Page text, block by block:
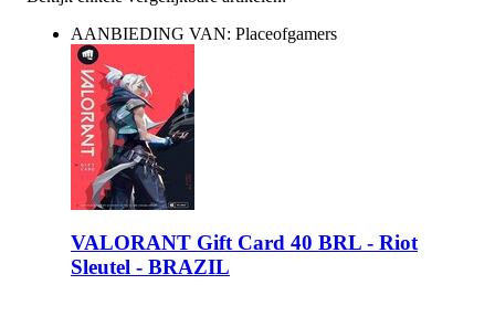
AANBIEDING VAN: Placeofgamers
VALORANT Gift Card 40 BRL - Riot
Sleutel - BRAZIL